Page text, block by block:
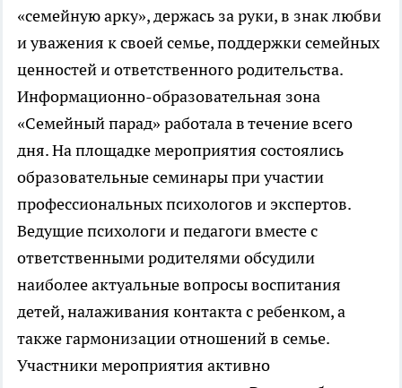
«семейную арку», держась за руки, в знак любви
и уважения к своей семье, поддержки семейных
ценностей и ответственного родительства.
Информационно-образовательная зона
«Семейный парад» работала в течение всего
дня. На площадке мероприятия состоялись
образовательные семинары при участии
профессиональных психологов и экспертов.
Ведущие психологи и педагоги вместе с
ответственными родителями обсудили
наиболее актуальные вопросы воспитания
детей, налаживания контакта с ребенком, а
также гармонизации отношений в семье.
Участники мероприятия активно